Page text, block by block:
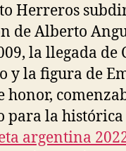
Herreros
de Alberto
la llegada
y la figura de
honor,
para la histórica
argentina